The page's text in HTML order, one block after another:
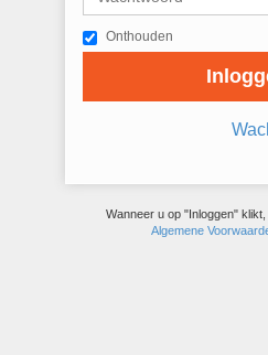
Onthouden
Wanneer u op "Inloggen"
Algemene